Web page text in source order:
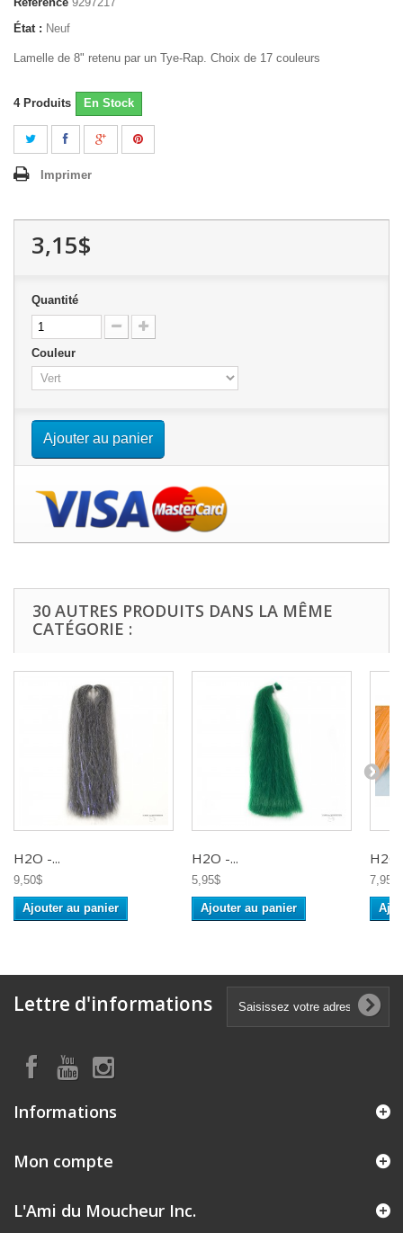
État : Neuf
Lamelle de 8" retenu par un Tye-Rap. Choix de 17 couleurs
4 Produits En Stock
Imprimer
3,15$
Quantité
Couleur
Ajouter au panier
30 AUTRES PRODUITS DANS LA MÊME
CATÉGORIE :
H2O -...
9,50$
Ajouter au panier
H2O -...
5,95$
Ajouter au panier
H2O
7,95$
Lettre d'informations
Informations
Mon compte
L'Ami du Moucheur Inc.